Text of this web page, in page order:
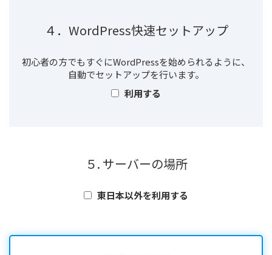
４．WordPress快速セットアップ
初心者の方でもすぐにWordPressを始められるように、
自動でセットアップを行います。
利用する
５. サーバーの場所
東日本以外を利用する